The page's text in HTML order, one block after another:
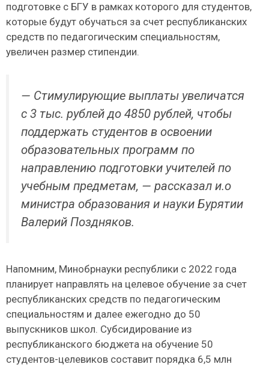
подготовке с БГУ в рамках которого для студентов,
которые будут обучаться за счет республиканских
средств по педагогическим специальностям,
увеличен размер стипендии.
— Стимулирующие выплаты увеличатся
с 3 тыс. рублей до 4850 рублей, чтобы
поддержать студентов в освоении
образовательных программ по
направлению подготовки учителей по
учебным предметам, — рассказал и.о
министра образования и науки Бурятии
Валерий Поздняков.
Напомним, Минобрнауки республики с 2022 года
планирует направлять на целевое обучение за счет
республиканских средств по педагогическим
специальностям и далее ежегодно до 50
выпускников школ. Субсидирование из
республиканского бюджета на обучение 50
студентов-целевиков составит порядка 6,5 млн